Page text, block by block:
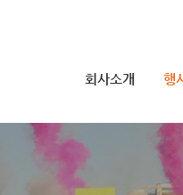
회사소개 행